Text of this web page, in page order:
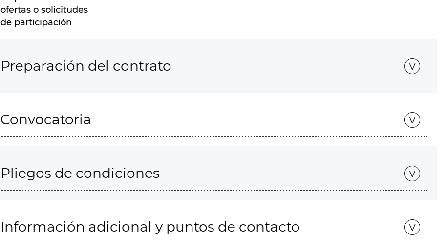
ofertas o solicitudes
de participación
Preparación del contrato
Convocatoria
Pliegos de condiciones
Información adicional y puntos de contacto